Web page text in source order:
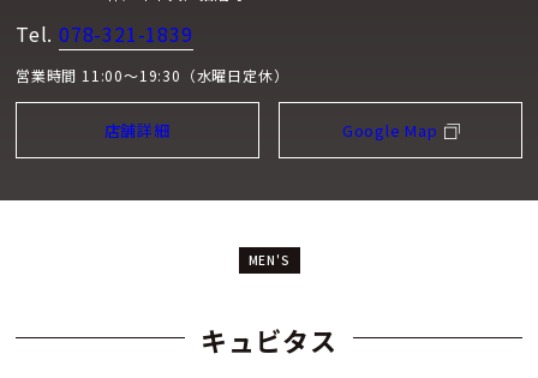
Tel. 078-321-1839
営業時間 11:00～19:30（水曜日定休）
店舗詳細 Google Map
MEN'S
キュビタス